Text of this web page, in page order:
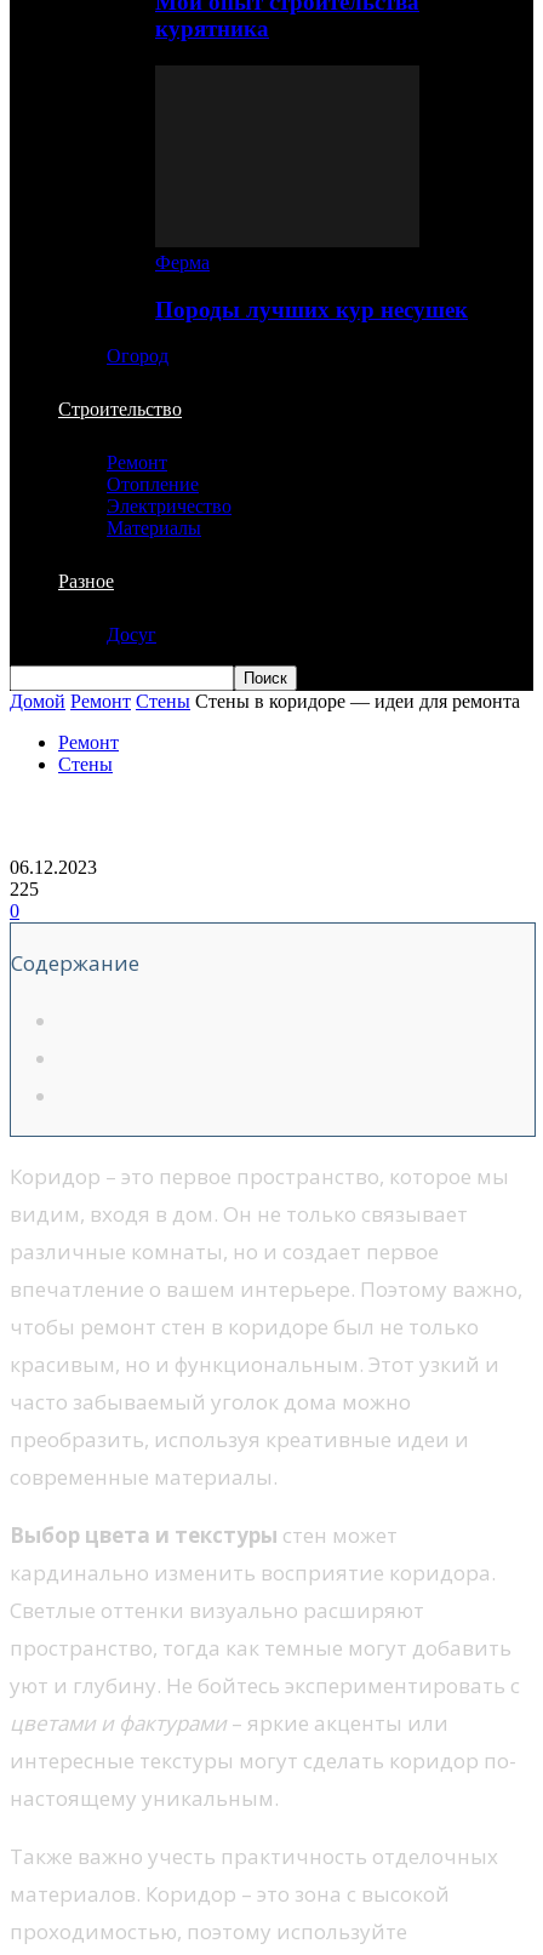
курятника
Ферма
Породы лучших кур несушек
Огород
Строительство
Ремонт
Отопление
Электричество
Материалы
Разное
Досуг
Домой Ремонт Стены Стены в коридоре — идеи для ремонта
Ремонт
Стены
06.12.2023
225
0
Содержание
Коридор – это первое пространство, которое мы
видим, входя в дом. Он не только связывает
различные комнаты, но и создает первое
впечатление о вашем интерьере. Поэтому важно,
чтобы ремонт стен в коридоре был не только
красивым, но и функциональным. Этот узкий и
часто забываемый уголок дома можно
преобразить, используя креативные идеи и
современные материалы.
Выбор цвета и текстуры стен может
кардинально изменить восприятие коридора.
Светлые оттенки визуально расширяют
пространство, тогда как темные могут добавить
уют и глубину. Не бойтесь экспериментировать с
цветами и фактурами – яркие акценты или
интересные текстуры могут сделать коридор по-
настоящему уникальным.
Также важно учесть практичность отделочных
материалов. Коридор – это зона с высокой
проходимостью, поэтому используйте